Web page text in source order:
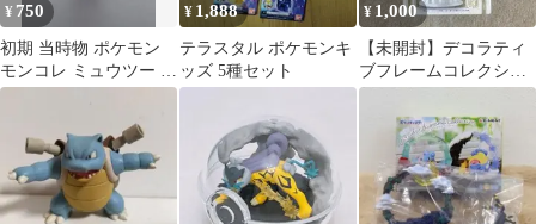
¥ 750
初期 当時物 ポケモン
モンコレ ミュウツー フ
ィギュア Nintendo
¥ 1,888
テラスタル ポケモンキ
ッズ 5種セット
¥ 1,000
【未開封】デコラティ
ブフレームコレクショ
ン ピカチュウ＆チラチ
ーノ ポケモン